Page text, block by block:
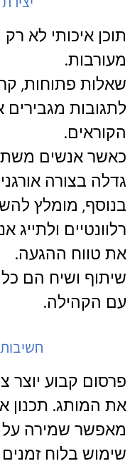
תוכן איכותי לא
מעורבות.
שאלות פתוחות,
לתגובות
הקוראים.
כאשר אנשים
גדלה בצורה
בנוסף, מומלץ
רלוונטיים ולתייג
את טווח ההגעה.
שיתוף ושיח הם
עם הקהילה.
פרסום קבוע יוצר
את המותג. תכנון
מאפשר שמירה על
שימוש בלוח